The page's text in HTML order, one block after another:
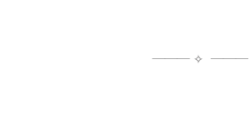
——— ✧ ———